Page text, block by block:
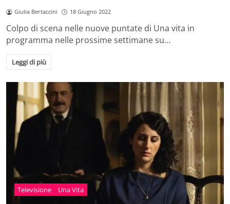
Giulia Bertaccini 18 Giugno 2022
Colpo di scena nelle nuove puntate di Una vita in
programma nelle prossime settimane su…
Leggi di più
Televisione Una Vita